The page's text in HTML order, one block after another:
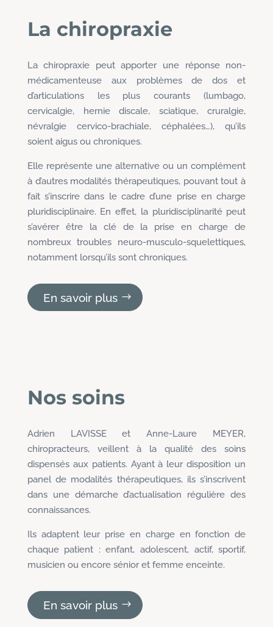
La chiropraxie
La chiropraxie peut apporter une réponse non-
médicamenteuse aux problèmes de dos et
d’articulations les plus courants (lumbago,
cervicalgie, hernie discale, sciatique, cruralgie,
névralgie cervico-brachiale, céphalées…), qu’ils
soient aigus ou chroniques.
Elle représente une alternative ou un complément
à d’autres modalités thérapeutiques, pouvant tout à
fait s’inscrire dans le cadre d’une prise en charge
pluridisciplinaire. En effet, la pluridisciplinarité peut
s’avérer être la clé de la prise en charge de
nombreux troubles neuro-musculo-squelettiques,
notamment lorsqu’ils sont chroniques.
En savoir plus
Nos soins
Adrien LAVISSE et Anne-Laure MEYER,
chiropracteurs, veillent à la qualité des soins
dispensés aux patients. Ayant à leur disposition un
panel de modalités thérapeutiques, ils s’inscrivent
dans une démarche d’actualisation régulière des
connaissances.
Ils adaptent leur prise en charge en fonction de
chaque patient : enfant, adolescent, actif, sportif,
musicien ou encore sénior et femme enceinte.
En savoir plus